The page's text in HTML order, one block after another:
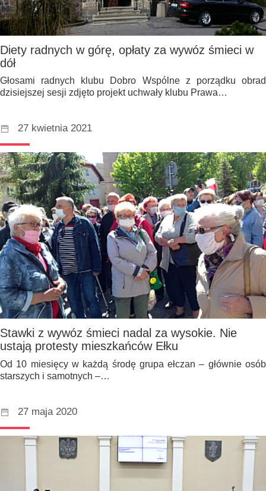
Diety radnych w górę, opłaty za wywóz śmieci w
dół
Głosami radnych klubu Dobro Wspólne z porządku obrad
dzisiejszej sesji zdjęto projekt uchwały klubu Prawa…
27 kwietnia 2021
Stawki z wywóz śmieci nadal za wysokie. Nie
ustają protesty mieszkańców Ełku
Od 10 miesięcy w każdą środę grupa ełczan – głównie osób
starszych i samotnych –…
27 maja 2020